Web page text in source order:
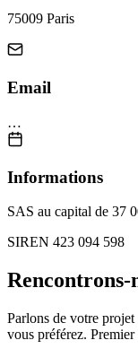
75009 Paris
Email
…
Informations
SAS au capital de 37
SIREN 423 094 598
Rencontrons-
Parlons de votre
vous préférez. Premier